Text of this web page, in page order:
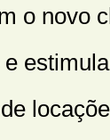
o novo